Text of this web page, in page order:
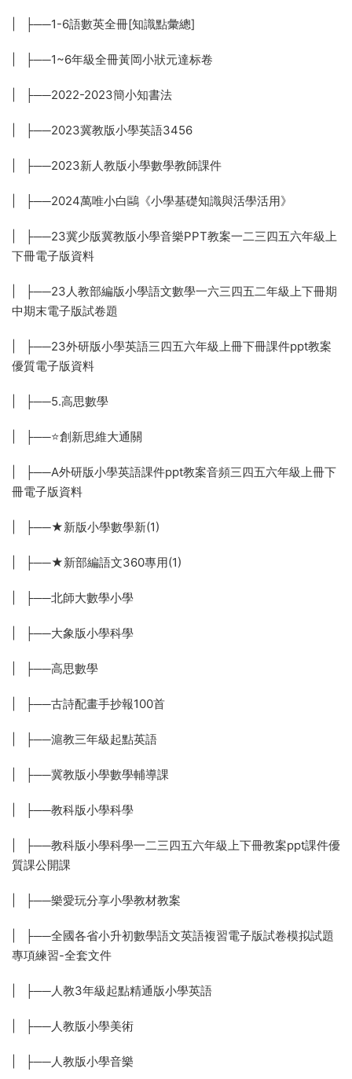
| ├──1-6語數英全冊[知識點彙總]
| ├──1~6年級全冊黃岡小狀元達标卷
| ├──2022-2023簡小知書法
| ├──2023冀教版小學英語3456
| ├──2023新人教版小學數學教師課件
| ├──2024萬唯小白鷗《小學基礎知識與活學活用》
| ├──23冀少版冀教版小學音樂PPT教案一二三四五六年級上
下冊電子版資料
| ├──23人教部編版小學語文數學一六三四五二年級上下冊期
中期末電子版試卷題
| ├──23外研版小學英語三四五六年級上冊下冊課件ppt教案
優質電子版資料
| ├──5.高思數學
| ├──⭐創新思維大通關
| ├──A外研版小學英語課件ppt教案音頻三四五六年級上冊下
冊電子版資料
| ├──★新版小學數學新(1)
| ├──★新部編語文360專用(1)
| ├──北師大數學小學
| ├──大象版小學科學
| ├──高思數學
| ├──古詩配畫手抄報100首
| ├──滬教三年級起點英語
| ├──冀教版小學數學輔導課
| ├──教科版小學科學
| ├──教科版小學科學一二三四五六年級上下冊教案ppt課件優
質課公開課
| ├──樂愛玩分享小學教材教案
| ├──全國各省小升初數學語文英語複習電子版試卷模拟試題
專項練習-全套文件
| ├──人教3年級起點精通版小學英語
| ├──人教版小學美術
| ├──人教版小學音樂